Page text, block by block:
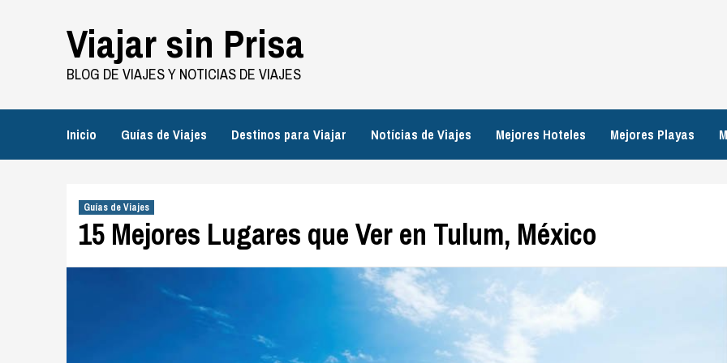
Viajar sin Prisa
BLOG DE VIAJES Y NOTICIAS DE VIAJES
Inicio Guías de Viajes Destinos para Viajar Notícias de Viajes Mejores Hoteles Mejores Playas
Guías de Viajes
15 Mejores Lugares que Ver en Tulum, México
Guías de Viajes
15 Mejores Lugares que Ver en Tijuana,